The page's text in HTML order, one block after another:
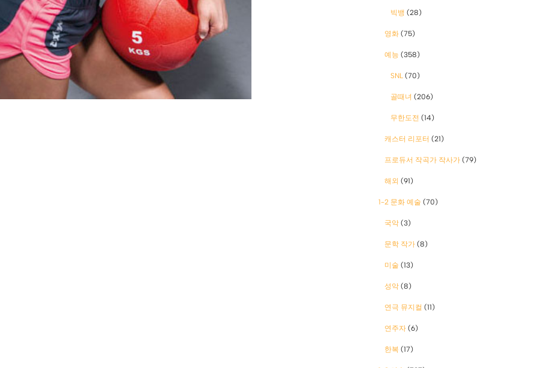
빅뱅 (28)
영화 (75)
예능 (358)
SNL (70)
골때녀 (206)
무한도전 (14)
캐스터 리포터 (21)
프로듀서 작곡가 작사가 (79)
해외 (91)
1-2 문화 예술 (70)
국악 (3)
문학 작가 (8)
미술 (13)
성악 (8)
연극 뮤지컬 (11)
연주자 (6)
한복 (17)